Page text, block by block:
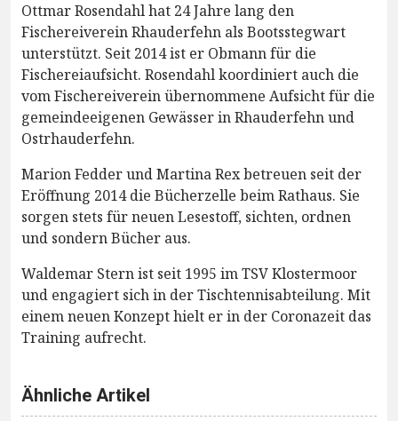
Ottmar Rosendahl hat 24 Jahre lang den
Fischereiverein Rhauderfehn als Bootsstegwart
unterstützt. Seit 2014 ist er Obmann für die
Fischereiaufsicht. Rosendahl koordiniert auch die
vom Fischereiverein übernommene Aufsicht für die
gemeindeeigenen Gewässer in Rhauderfehn und
Ostrhauderfehn.
Marion Fedder und Martina Rex betreuen seit der
Eröffnung 2014 die Bücherzelle beim Rathaus. Sie
sorgen stets für neuen Lesestoff, sichten, ordnen
und sondern Bücher aus.
Waldemar Stern ist seit 1995 im TSV Klostermoor
und engagiert sich in der Tischtennisabteilung. Mit
einem neuen Konzept hielt er in der Coronazeit das
Training aufrecht.
Ähnliche Artikel